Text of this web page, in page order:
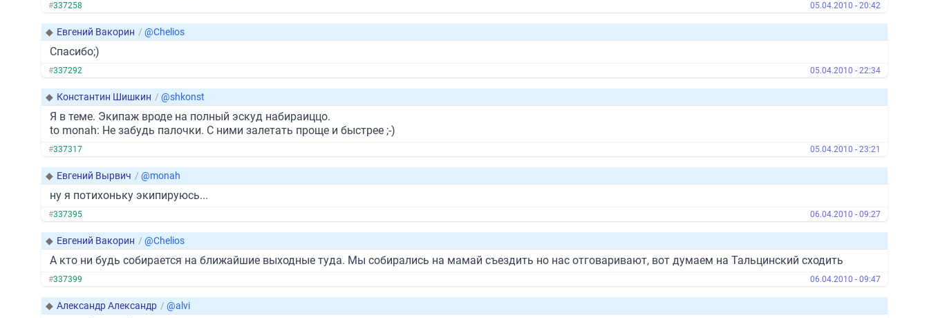
#337258 05.04.2010 - 20:42
◆ Евгений Вакорин / @Chelios
Спасибо;)
#337292 05.04.2010 - 22:34
◆ Константин Шишкин / @shkonst
Я в теме. Экипаж вроде на полный эскуд набираиццо.
to monah: Не забудь палочки. С ними залетать проще и быстрее ;-)
#337317 05.04.2010 - 23:21
◆ Евгений Вырвич / @monah
ну я потихоньку экипируюсь...
#337395 06.04.2010 - 09:27
◆ Евгений Вакорин / @Chelios
А кто ни будь собирается на ближайшие выходные туда. Мы собирались на мамай съездить но нас отговаривают, вот думаем на Тальцинский сходить
#337399 06.04.2010 - 09:47
◆ Александр Александр / @alvi